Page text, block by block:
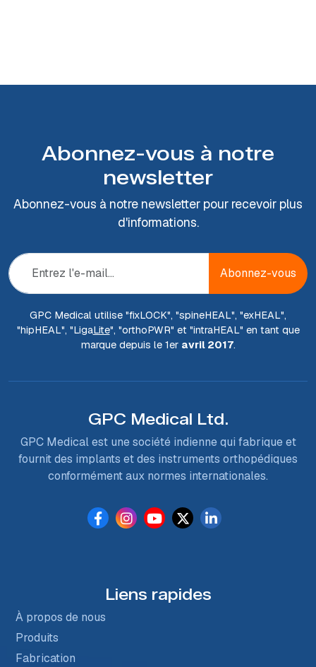
Abonnez-vous à notre
newsletter
Abonnez-vous à notre newsletter pour recevoir plus
d'informations.
Abonnez-vous
GPC Medical utilise "fixLOCK", "spineHEAL", "exHEAL",
"hipHEAL", "LigaLite", "orthoPWR" et "intraHEAL" en tant que
marque depuis le 1er avril 2017.
GPC Medical Ltd.
GPC Medical est une société indienne qui fabrique et
fournit des implants et des instruments orthopédiques
conformément aux normes internationales.
Liens rapides
À propos de nous
Produits
Fabrication